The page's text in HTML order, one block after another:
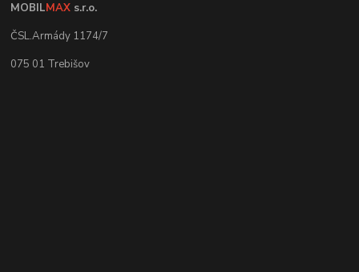
MOBILMAX s.r.o.
ČSL.Armády 1174/7
075 01 Trebišov